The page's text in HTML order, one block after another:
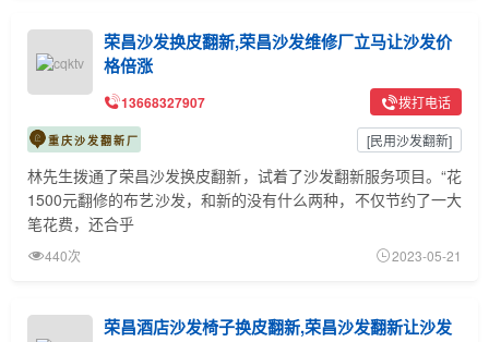
荣昌沙发换皮翻新,荣昌沙发维修厂立马让沙发价
格倍涨
13668327907 拨打电话
重庆沙发翻新厂 [民用沙发翻新]
林先生拨通了荣昌沙发换皮翻新，试着了沙发翻新服务项目。“花
1500元翻修的布艺沙发，和新的没有什么两种，不仅节约了一大
笔花费，还合乎
440次 2023-05-21
荣昌酒店沙发椅子换皮翻新,荣昌沙发翻新让沙发